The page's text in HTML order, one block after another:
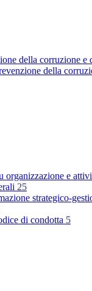
della corruzione e
della
organizzazione e
25
strategico-
di condotta 5